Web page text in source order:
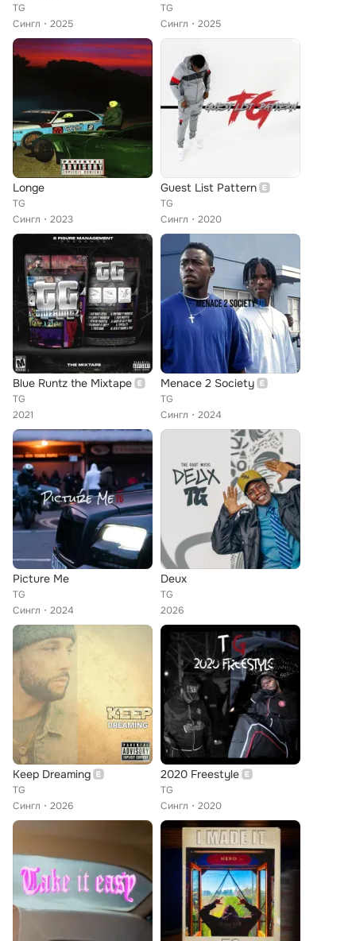
TG
Сингл
2025
TG
Сингл
2025
Longe
TG
Сингл
2023
Guest List Pattern
TG
Сингл
2020
Blue Runtz the Mixtape
TG
2021
Menace 2 Society
TG
Сингл
2024
Picture Me
TG
Сингл
2024
Deux
TG
2026
Keep Dreaming
TG
Сингл
2026
2020 Freestyle
TG
Сингл
2020